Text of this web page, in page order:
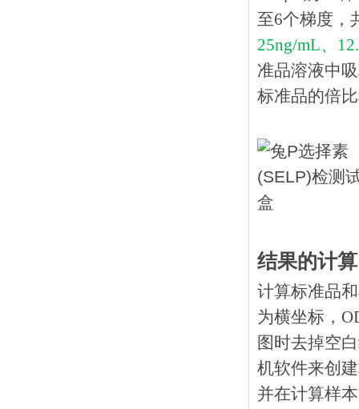
至6个梯度，
25ng/mL、
准品溶液中
标准品的倍
结果的计算
计算标准品
为横坐标，
图时去掉空
机软件来创
并在计算样